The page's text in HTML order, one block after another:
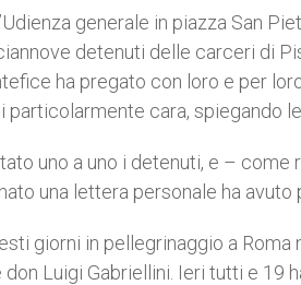
generale in piazza San
detenuti delle carceri di
ha pregato con loro e per
particolarmente cara, spiegando
uno a uno i detenuti, e –
una lettera personale ha
giorni in pellegrinaggio a
Luigi Gabriellini. Ieri tutti e